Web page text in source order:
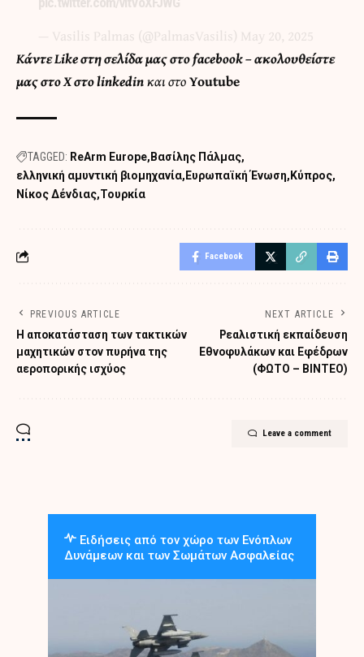
— Vasilis Palmas (@PalmasVasilis) May 20, 2025
ΚάντεLike στη σελίδα μας στο facebook– ακολουθείστε
μας στοXστοlinkedinκαι στοYoutube
TAGGED: ReArm Europe Βασίλης Πάλμας
ελληνική αμυντική βιομηχανία Ευρωπαϊκή Ένωση Κύπρος
Νίκος Δένδιας Τουρκία
Facebook
PREVIOUS ARTICLE
Η αποκατάσταση των τακτικών
μαχητικών στον πυρήνα της
αεροπορικής ισχύος
NEXT ARTICLE
Ρεαλιστική εκπαίδευση
Εθνοφυλάκων και Εφέδρων
(ΦΩΤΟ – ΒΙΝΤΕΟ)
Leave a comment
Ειδήσεις από τον χώρο των Ενόπλων
Δυνάμεων και των Σωμάτων Ασφαλείας